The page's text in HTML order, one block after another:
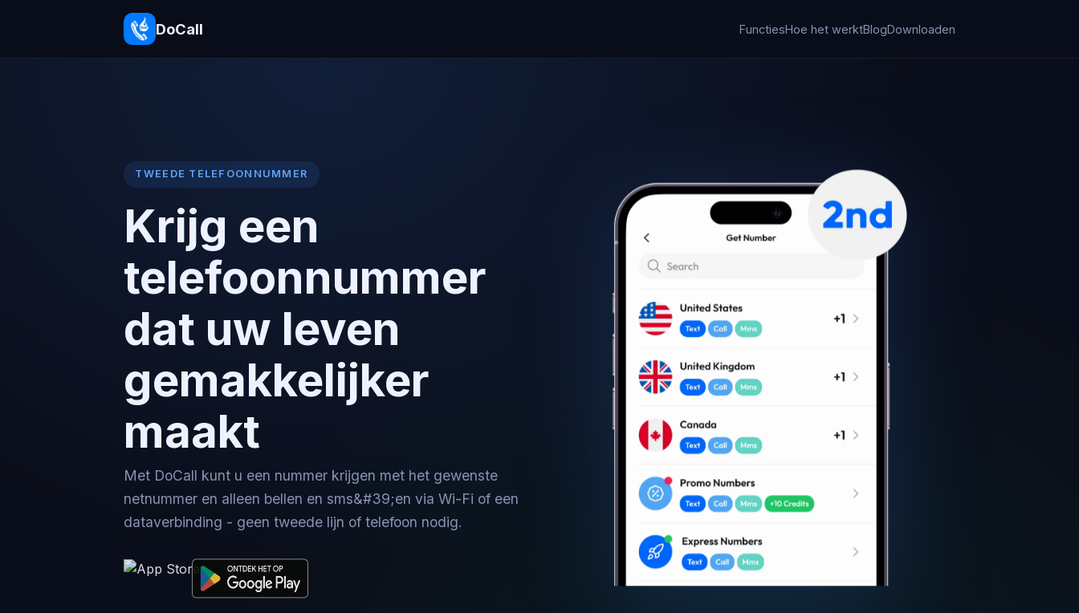
DoCall FunctiesHoe het werktBlogDownloaden
TWEEDE TELEFOONNUMMER
Krijg een
telefoonnummer
dat uw leven
gemakkelijker
maakt
Met DoCall kunt u een nummer krijgen met het gewenste
netnummer en alleen bellen en sms&#39;en via Wi-Fi of een
dataverbinding - geen tweede lijn of telefoon nodig.